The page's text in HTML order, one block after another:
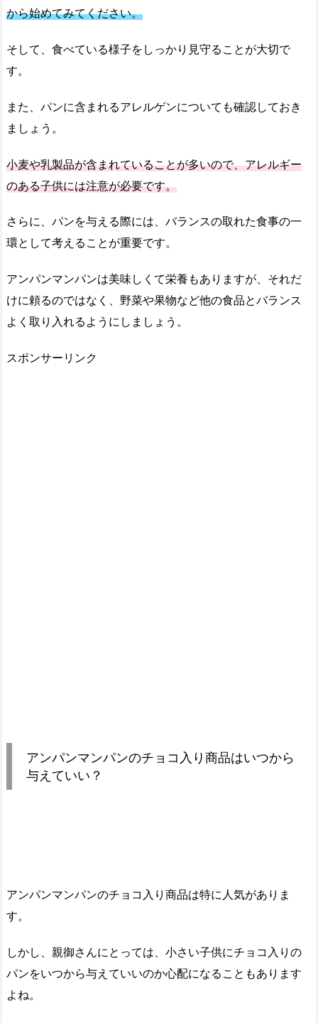
から始めてみてください。
そして、食べている様子をしっかり見守ることが大切で
す。
また、パンに含まれるアレルゲンについても確認しておき
ましょう。
小麦や乳製品が含まれていることが多いので、アレルギー
のある子供には注意が必要です。
さらに、パンを与える際には、バランスの取れた食事の一
環として考えることが重要です。
アンパンマンパンは美味しくて栄養もありますが、それだ
けに頼るのではなく、野菜や果物など他の食品とバランス
よく取り入れるようにしましょう。
スポンサーリンク
アンパンマンパンのチョコ入り商品はいつから
与えていい？
アンパンマンパンのチョコ入り商品は特に人気がありま
す。
しかし、親御さんにとっては、小さい子供にチョコ入りの
パンをいつから与えていいのか心配になることもあります
よね。